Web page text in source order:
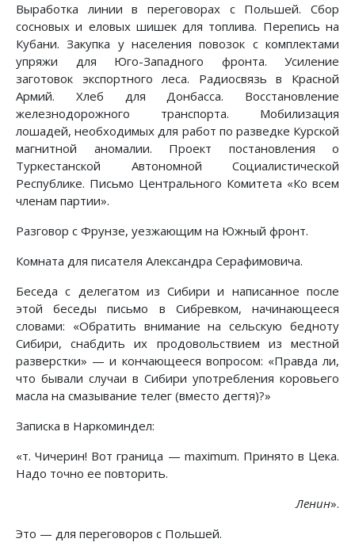
Выработка линии в переговорах с Польшей. Сбор
сосновых и еловых шишек для топлива. Перепись на
Кубани. Закупка у населения повозок с комплектами
упряжи для Юго-Западного фронта. Усиление
заготовок экспортного леса. Радиосвязь в Красной
Армий. Хлеб для Донбасса. Восстановление
железнодорожного транспорта. Мобилизация
лошадей, необходимых для работ по разведке Курской
магнитной аномалии. Проект постановления о
Туркестанской Автономной Социалистической
Республике. Письмо Центрального Комитета «Ко всем
членам партии».
Разговор с Фрунзе, уезжающим на Южный фронт.
Комната для писателя Александра Серафимовича.
Беседа с делегатом из Сибири и написанное после
этой беседы письмо в Сибревком, начинающееся
словами: «Обратить внимание на сельскую бедноту
Сибири, снабдить их продовольствием из местной
разверстки» — и кончающееся вопросом: «Правда ли,
что бывали случаи в Сибири употребления коровьего
масла на смазывание телег (вместо дегтя)?»
Записка в Наркоминдел:
«т. Чичерин! Вот граница — maximum. Принято в Цека.
Надо точно ее повторить.
Ленин».
Это — для переговоров с Польшей.